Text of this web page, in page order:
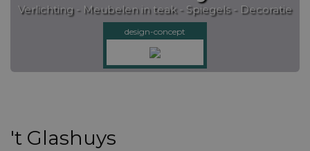
Verlichting - Meubelen in teak - Spiegels - Decoratie
design-concept
't Glashuys